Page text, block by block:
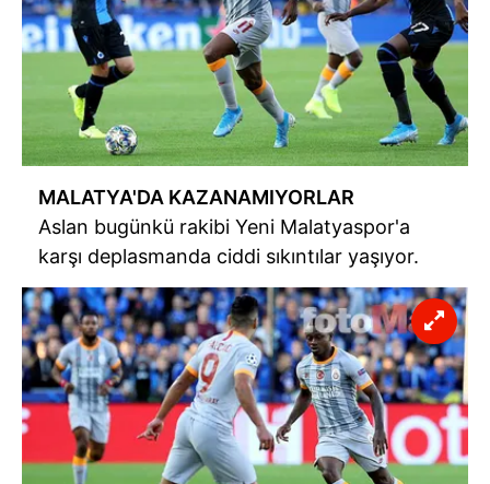
MALATYA'DA KAZANAMIYORLAR
Aslan bugünkü rakibi Yeni Malatyaspor'a
karşı deplasmanda ciddi sıkıntılar yaşıyor.